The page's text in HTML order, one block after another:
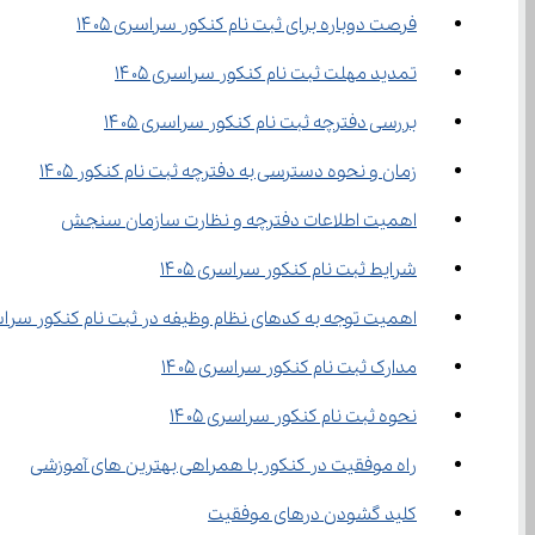
فرصت دوباره برای ثبت نام کنکور سراسری ۱۴۰۵
تمدید مهلت ثبت نام کنکور سراسری ۱۴۰۵
بررسی دفترچه ثبت نام کنکور سراسری ۱۴۰۵
زمان و نحوه دسترسی به دفترچه ثبت نام کنکور ۱۴۰۵
اهمیت اطلاعات دفترچه و نظارت سازمان سنجش
شرایط ثبت نام کنکور سراسری ۱۴۰۵
اهمیت توجه به کدهای نظام وظیفه در ثبت نام کنکور
مدارک ثبت نام کنکور سراسری ۱۴۰۵
نحوه ثبت نام کنکور سراسری ۱۴۰۵
راه موفقیت در کنکور با همراهی بهترین ‌های آموزشی
کلید گشودن درهای موفقیت